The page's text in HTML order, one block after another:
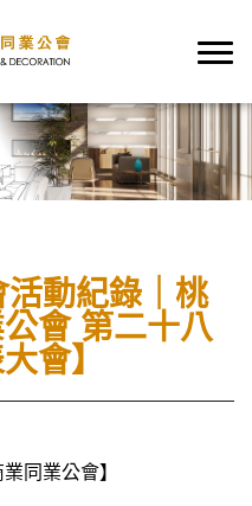
動紀錄｜桃
會 第二十八
會】
同業公會】